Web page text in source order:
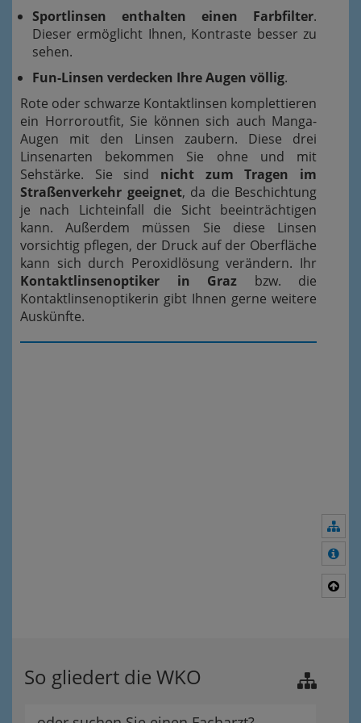
Sportlinsen enthalten einen Farbfilter.
Dieser ermöglicht Ihnen, Kontraste besser zu
sehen.
Fun-Linsen verdecken Ihre Augen völlig.
Rote oder schwarze Kontaktlinsen komplettieren
ein Horroroutfit, Sie können sich auch Manga-
Augen mit den Linsen zaubern. Diese drei
Linsenarten bekommen Sie ohne und mit
Sehstärke. Sie sind nicht zum Tragen im
Straßenverkehr geeignet, da die Beschichtung
je nach Lichteinfall die Sicht beeinträchtigen
kann. Außerdem müssen Sie diese Linsen
vorsichtig pflegen, der Druck auf der Oberfläche
kann sich durch Peroxidlösung verändern. Ihr
Kontaktlinsenoptiker in Graz bzw. die
Kontaktlinsenoptikerin gibt Ihnen gerne weitere
Auskünfte.
So gliedert die WKO